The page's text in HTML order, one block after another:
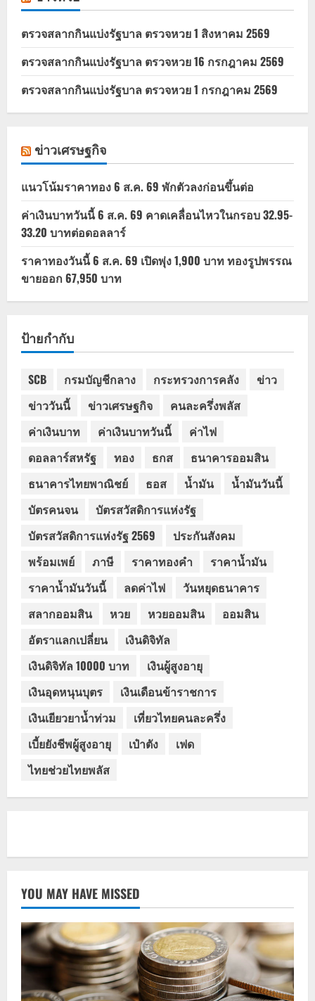
ตรวจสลากกินแบ่งรัฐบาล ตรวจหวย 1 สิงหาคม 2569
ตรวจสลากกินแบ่งรัฐบาล ตรวจหวย 16 กรกฎาคม 2569
ตรวจสลากกินแบ่งรัฐบาล ตรวจหวย 1 กรกฎาคม 2569
ข่าวเศรษฐกิจ
แนวโน้มราคาทอง 6 ส.ค. 69 พักตัวลงก่อนขึ้นต่อ
ค่าเงินบาทวันนี้ 6 ส.ค. 69 คาดเคลื่อนไหวในกรอบ 32.95-
33.20 บาทต่อดอลลาร์
ราคาทองวันนี้ 6 ส.ค. 69 เปิดพุ่ง 1,900 บาท ทองรูปพรรณ
ขายออก 67,950 บาท
ป้ายกำกับ
SCB กรมบัญชีกลาง กระทรวงการคลัง
ข่าว
ข่าววันนี้
ข่าวเศรษฐกิจ
คนละครึ่งพลัส
ค่าเงินบาท
ค่าเงินบาทวันนี้
ค่าไฟ
ดอลลาร์สหรัฐ
ทอง ธกส
ธนาคารออมสิน
ธนาคารไทยพาณิชย์
ธอส น้ำมัน
น้ำมันวันนี้
บัตรคนจน
บัตรสวัสดิการแห่งรัฐ
บัตรสวัสดิการแห่งรัฐ 2569
ประกันสังคม
พร้อมเพย์
ภาษี ราคาทองคำ
ราคาน้ำมัน
ราคาน้ำมันวันนี้
ลดค่าไฟ
วันหยุดธนาคาร
สลากออมสิน
หวย หวยออมสิน
ออมสิน
อัตราแลกเปลี่ยน
เงินดิจิทัล
เงินดิจิทัล 10000 บาท
เงินผู้สูงอายุ
เงินอุดหนุนบุตร
เงินเดือนข้าราชการ
เงินเยียวยาน้ำท่วม
เที่ยวไทยคนละครึ่ง
เบี้ยยังชีพผู้สูงอายุ
เป๋าตัง
เฟด
ไทยช่วยไทยพลัส
YOU MAY HAVE MISSED